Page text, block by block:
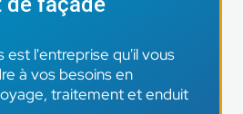
est l'entreprise qu'il vous
à vos besoins en
traitement et enduit